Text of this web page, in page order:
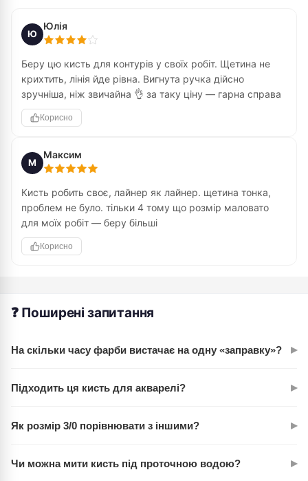
Ю
Юлія
Беру цю кисть для контурів у своїх робіт. Щетина не
крихтить, лінія йде рівна. Вигнута ручка дійсно
зручніша, ніж звичайна 👌 за таку ціну — гарна справа
Корисно
М
Максим
Кисть робить своє, лайнер як лайнер. щетина тонка,
проблем не було. тільки 4 тому що розмір маловато
для моїх робіт — беру більші
Корисно
❓ Поширені запитання
На скільки часу фарби вистачає на одну «заправку»? ▸
Звичайно ведеш лінію 30–50 см без додаткового набору,
Підходить ця кисть для акварелі? ▸
це все ж таки кисть для контурних робіт, деталей, графіки.
Як розмір 3/0 порівнювати з іншими? ▸
надтонких ліній і міліметрових деталей. Якщо потрібна
Чи можна мити кисть під проточною водою? ▸